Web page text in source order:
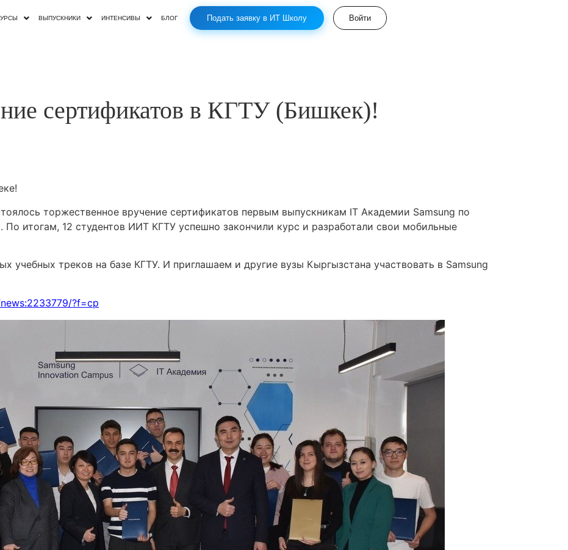
ВЫПУСКНИКИ ИНТЕНСИВЫ БЛОГ Подать заявку в ИТ Школу Войти
сертификатов в КГТУ (Бишкек)!
торжественное вручение сертификатов первым выпускникам IT Академии Samsung по
По итогам, 12 студентов ИИТ КГТУ успешно закончили курс и разработали свои мобильные
учебных треков на базе КГТУ. И приглашаем и другие вузы Кыргызстана участвовать в Samsung
?f=cp